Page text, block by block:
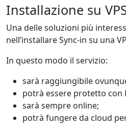
Installazione su
Una delle soluzioni più
nell’installare Sync-in su una
In questo modo il servizio:
sarà raggiungibile
potrà essere protetto con
sarà sempre online;
potrà fungere da cloud